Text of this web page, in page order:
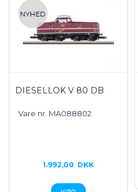
DIESELLOK V 80 DB
Vare nr. MA088802
1.992,00 DKK